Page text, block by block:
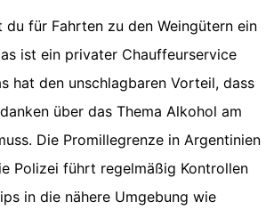
du für Fahrten zu den Weingütern ein
ist ein privater Chauffeurservice
hat den unschlagbaren Vorteil, dass
über das Thema Alkohol am
Die Promillegrenze in Argentinien
Polizei führt regelmäßig Kontrollen
in die nähere Umgebung wie